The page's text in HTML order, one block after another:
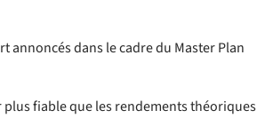
annoncés dans le cadre du Master Plan
fiable que les rendements théoriques